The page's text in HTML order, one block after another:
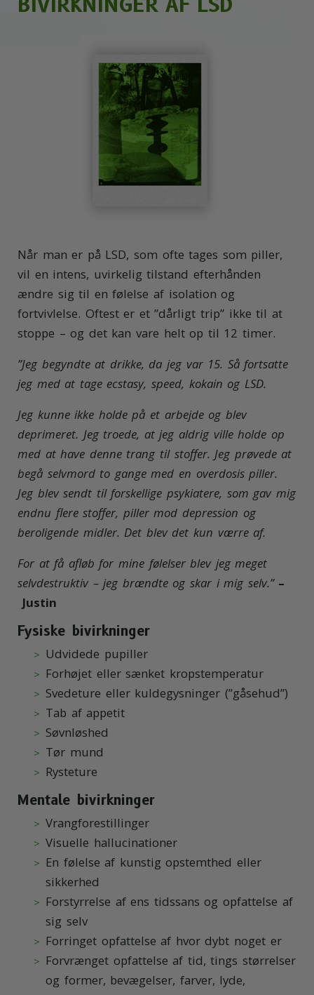
Når man er på LSD, som ofte tages som piller,
vil en intens, uvirkelig tilstand efterhånden
ændre sig til en følelse af isolation og
fortvivlelse. Oftest er et ”dårligt trip” ikke til at
stoppe – og det kan vare helt op til 12 timer.
”Jeg begyndte at drikke, da jeg var 15. Så fortsatte
jeg med at tage ecstasy, speed, kokain og LSD.
Jeg kunne ikke holde på et arbejde og blev
deprimeret. Jeg troede, at jeg aldrig ville holde op
med at have denne trang til stoffer. Jeg prøvede at
begå selvmord to gange med en overdosis piller.
Jeg blev sendt til forskellige psykiatere, som gav mig
endnu flere stoffer, piller mod depression og
beroligende midler. Det blev det kun værre af.
For at få afløb for mine følelser blev jeg meget
selvdestruktiv – jeg brændte og skar i mig selv.”–
Justin
Fysiske bivirkninger
Udvidede pupiller
Forhøjet eller sænket kropstemperatur
Svedeture eller kuldegysninger (”gåsehud”)
Tab af appetit
Søvnløshed
Tør mund
Rysteture
Mentale bivirkninger
Vrangforestillinger
Visuelle hallucinationer
En følelse af kunstig opstemthed eller
sikkerhed
Forstyrrelse af ens tidssans og opfattelse af
sig selv
Forringet opfattelse af hvor dybt noget er
Forvrænget opfattelse af tid, tings størrelser
og former, bevægelser, farver, lyde,